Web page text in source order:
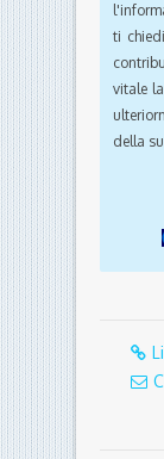
ti
vitale
della